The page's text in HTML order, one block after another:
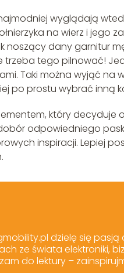
wyglądają
na wierz i jego
noszący dany garnitur
trzeba tego pilnować!
Taki można wyjąć
po prostu wybrać inną
który decyduje
odpowiedniego
inspiracji. Lepiej
dzielę się
ze świata elektroniki,
do lektury –